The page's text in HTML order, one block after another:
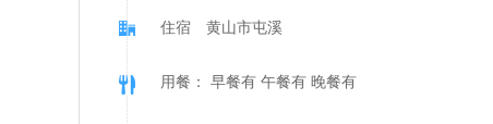
住宿 黄山市屯溪
用餐： 早餐有 午餐有 晚餐有